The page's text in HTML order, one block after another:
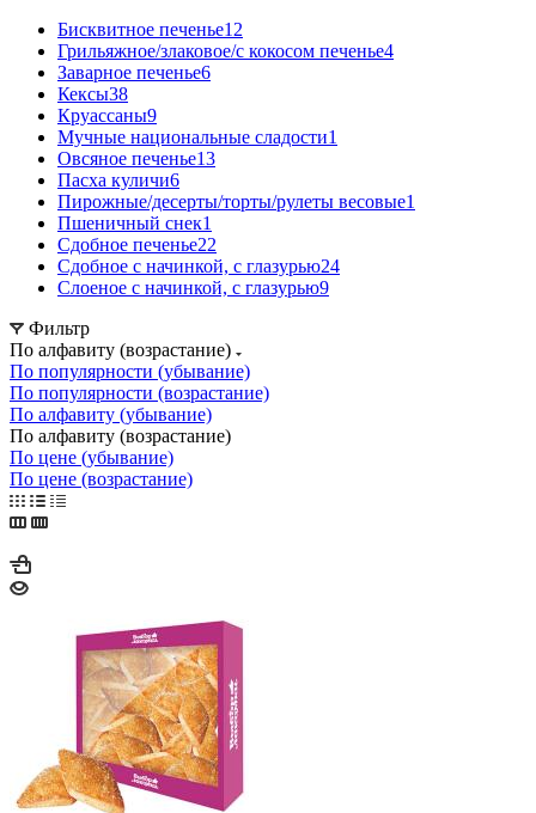
Бисквитное печенье12
Грильяжное/злаковое/с кокосом печенье4
Заварное печенье6
Кексы38
Круассаны9
Мучные национальные сладости1
Овсяное печенье13
Пасха куличи6
Пирожные/десерты/торты/рулеты весовые1
Пшеничный снек1
Сдобное печенье22
Сдобное с начинкой, с глазурью24
Слоеное с начинкой, с глазурью9
Фильтр
По алфавиту (возрастание)
По популярности (убывание)
По популярности (возрастание)
По алфавиту (убывание)
По алфавиту (возрастание)
По цене (убывание)
По цене (возрастание)